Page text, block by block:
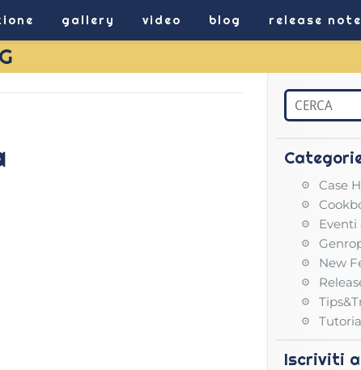
gallery video blog release
Case
Eventi
New
Iscriviti